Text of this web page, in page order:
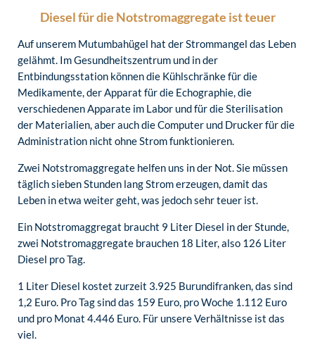
Diesel für die Notstromaggregate ist teuer
Auf unserem Mutumbahügel hat der Strommangel das Leben
gelähmt. Im Gesundheitszentrum und in der
Entbindungsstation können die Kühlschränke für die
Medikamente, der Apparat für die Echographie, die
verschiedenen Apparate im Labor und für die Sterilisation
der Materialien, aber auch die Computer und Drucker für die
Administration nicht ohne Strom funktionieren.
Zwei Notstromaggregate helfen uns in der Not. Sie müssen
täglich sieben Stunden lang Strom erzeugen, damit das
Leben in etwa weiter geht, was jedoch sehr teuer ist.
Ein Notstromaggregat braucht 9 Liter Diesel in der Stunde,
zwei Notstromaggregate brauchen 18 Liter, also 126 Liter
Diesel pro Tag.
1 Liter Diesel kostet zurzeit 3.925 Burundifranken, das sind
1,2 Euro. Pro Tag sind das 159 Euro, pro Woche 1.112 Euro
und pro Monat 4.446 Euro. Für unsere Verhältnisse ist das
viel.